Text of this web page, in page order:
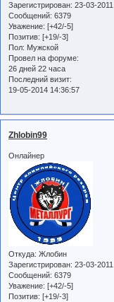
Зарегистрирован: 23-03-2011
Сообщений: 6379
Уважение: [+42/-5]
Позитив: [+19/-3]
Пол: Мужской
Провел на форуме:
26 дней 22 часа
Последний визит:
19-05-2014 14:36:57
Zhlobin99
Онлайнер
Откуда: Жлобин
Зарегистрирован: 23-03-2011
Сообщений: 6379
Уважение: [+42/-5]
Позитив: [+19/-3]